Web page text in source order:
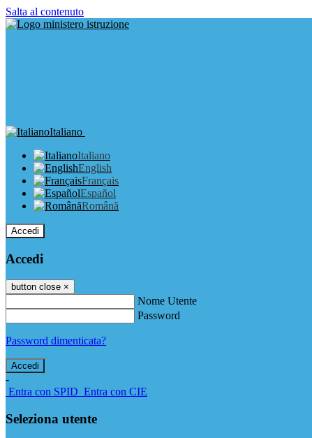
Salta al contenuto
Italiano
Italiano
English
Français
Español
Română
Accedi
Accedi
button close ×
Nome Utente
Password
Password dimenticata?
-
Entra con SPID Entra con CIE
Seleziona utente